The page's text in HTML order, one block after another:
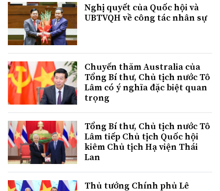
Nghị quyết của Quốc hội và
UBTVQH về công tác nhân sự
Chuyến thăm Australia của
Tổng Bí thư, Chủ tịch nước Tô
Lâm có ý nghĩa đặc biệt quan
trọng
Tổng Bí thư, Chủ tịch nước Tô
Lâm tiếp Chủ tịch Quốc hội
kiêm Chủ tịch Hạ viện Thái
Lan
Thủ tướng Chính phủ Lê